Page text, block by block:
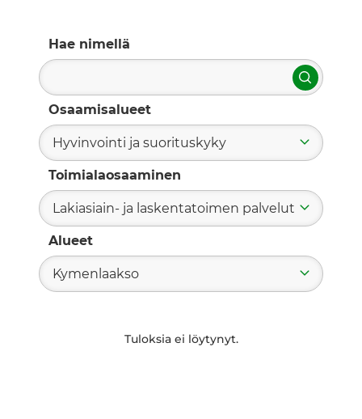
Hae nimellä
Hae
Osaamisalueet
Hyvinvointi ja suorituskyky
Toimialaosaaminen
Lakiasiain- ja laskentatoimen palvelut
Alueet
Kymenlaakso
Tuloksia ei löytynyt.